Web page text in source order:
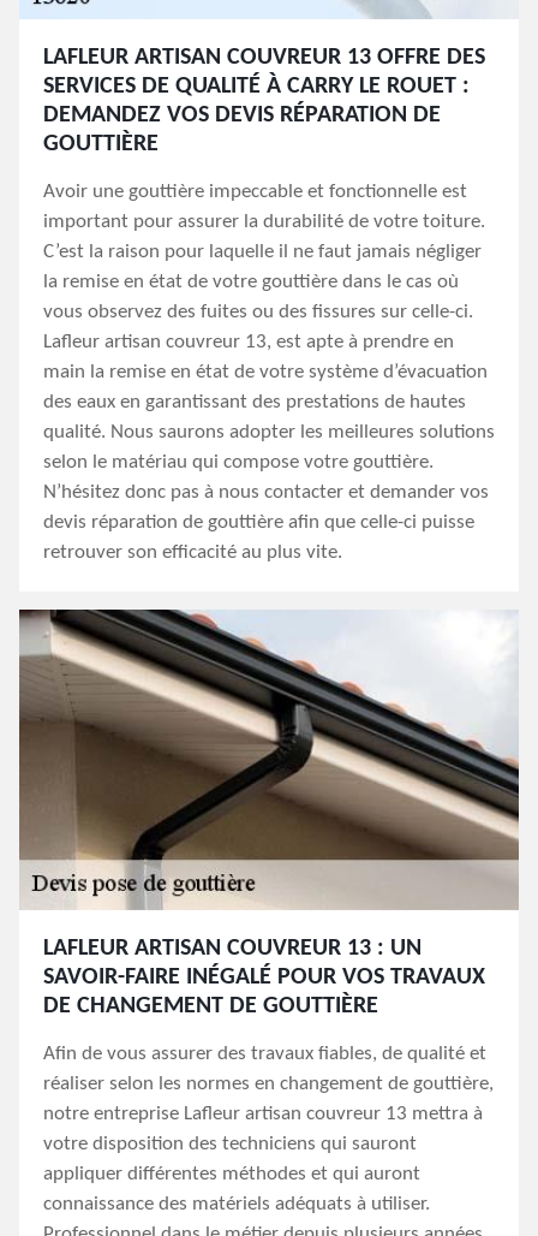
LAFLEUR ARTISAN COUVREUR 13 OFFRE DES
SERVICES DE QUALITÉ À CARRY LE ROUET :
DEMANDEZ VOS DEVIS RÉPARATION DE
GOUTTIÈRE
Avoir une gouttière impeccable et fonctionnelle est
important pour assurer la durabilité de votre toiture.
C’est la raison pour laquelle il ne faut jamais négliger
la remise en état de votre gouttière dans le cas où
vous observez des fuites ou des fissures sur celle-ci.
Lafleur artisan couvreur 13, est apte à prendre en
main la remise en état de votre système d’évacuation
des eaux en garantissant des prestations de hautes
qualité. Nous saurons adopter les meilleures solutions
selon le matériau qui compose votre gouttière.
N’hésitez donc pas à nous contacter et demander vos
devis réparation de gouttière afin que celle-ci puisse
retrouver son efficacité au plus vite.
LAFLEUR ARTISAN COUVREUR 13 : UN
SAVOIR-FAIRE INÉGALÉ POUR VOS TRAVAUX
DE CHANGEMENT DE GOUTTIÈRE
Afin de vous assurer des travaux fiables, de qualité et
réaliser selon les normes en changement de gouttière,
notre entreprise Lafleur artisan couvreur 13 mettra à
votre disposition des techniciens qui sauront
appliquer différentes méthodes et qui auront
connaissance des matériels adéquats à utiliser.